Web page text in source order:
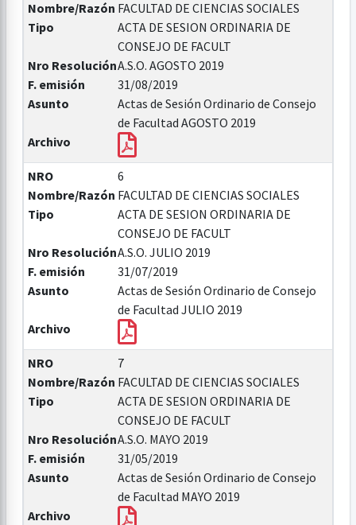
Nombre/Razón FACULTAD DE CIENCIAS SOCIALES
Tipo
ACTA DE SESION ORDINARIA DE
CONSEJO DE FACULT
Nro ResoluciónA.S.O. AGOSTO 2019
F. emisión
31/08/2019
Asunto
Actas de Sesión Ordinario de Consejo
de Facultad AGOSTO 2019
Archivo
NRO
6
Nombre/Razón FACULTAD DE CIENCIAS SOCIALES
Tipo
ACTA DE SESION ORDINARIA DE
CONSEJO DE FACULT
Nro ResoluciónA.S.O. JULIO 2019
F. emisión
31/07/2019
Asunto
Actas de Sesión Ordinario de Consejo
de Facultad JULIO 2019
Archivo
NRO
7
Nombre/Razón FACULTAD DE CIENCIAS SOCIALES
Tipo
ACTA DE SESION ORDINARIA DE
CONSEJO DE FACULT
Nro ResoluciónA.S.O. MAYO 2019
F. emisión
31/05/2019
Asunto
Actas de Sesión Ordinario de Consejo
de Facultad MAYO 2019
Archivo